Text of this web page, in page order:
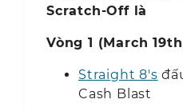
Scratch-Off là
Vòng 1 (March
Straight 8's
Cash Blast